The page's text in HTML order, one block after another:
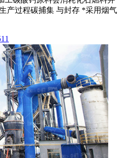
产过程碳捕集 与封存 *采用烟气